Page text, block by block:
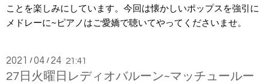
ことを楽しみにしています。今回は懐かしいポップスを強引に
メドレーに~ピアノはご愛嬌で聴いてやってくださいませ。
2021 /04 / 24 21:41
27日火曜日レディオバルーン~マッチュールー